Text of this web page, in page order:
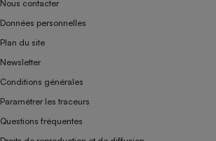
Nous contacter
Données personnelles
Plan du site
Newsletter
Conditions générales
Paramétrer les traceurs
Questions fréquentes